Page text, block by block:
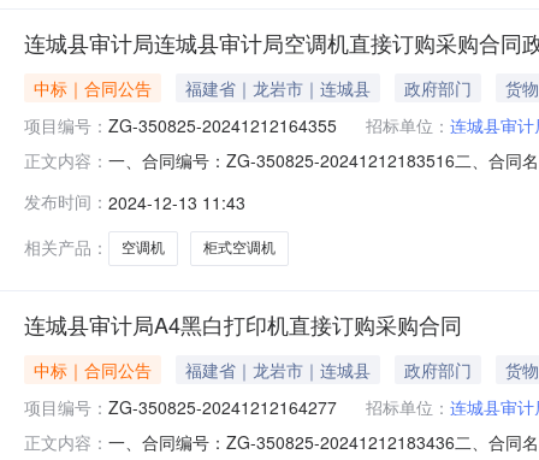
连城县审计局连城县审计局空调机直接订购采购合同
中标｜合同公告 福建省｜龙岩市｜连城县 政府部门
货物
项目编号： ZG-350825-20241212164355 招标单位： 连城县审计
正文内容： 一、合同编号：ZG-350825-20241212183516二、合同
新罗区西陂街道龙岩大道388号万宝广场A1幢823-2联系
发布时间： 2024-12-13 11:43
相关产品：
空调机 柜式空调机
连城县审计局A4黑白打印机直接订购采购合同
中标｜合同公告 福建省｜龙岩市｜连城县 政府部门
货物
项目编号： ZG-350825-20241212164277 招标单位： 连城县审计
正文内容： 一、合同编号：ZG-350825-20241212183436二、合同